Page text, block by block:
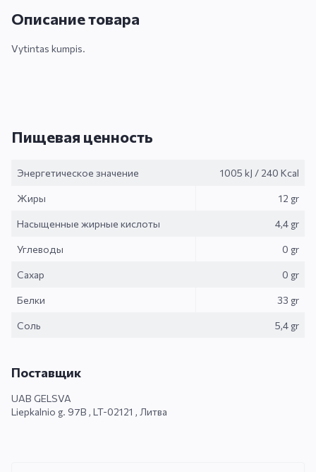
Описание товара
Vytintas kumpis.
Пищевая ценность
Энергетическое значение 1005 kJ / 240 Kcal
Жиры 12 gr
Насыщенные жирные кислоты 4,4 gr
Углеводы 0 gr
Сахар 0 gr
Белки 33 gr
Cоль 5,4 gr
Поставщик
UAB GELSVA
Liepkalnio g. 97B , LT-02121 , Литва